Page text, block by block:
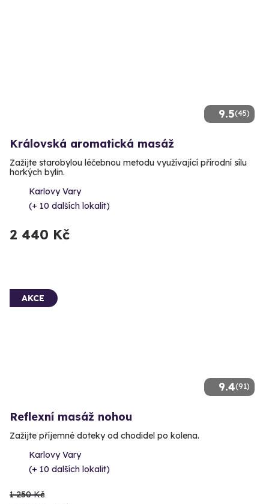
9.5(45)
Královská aromatická masáž
Zažijte starobylou léčebnou metodu využívající přírodní sílu
horkých bylin.
Karlovy Vary
(+ 10 dalších lokalit)
2 440 Kč
9.4(91)
AKCE
Reflexní masáž nohou
Zažijte příjemné doteky od chodidel po kolena.
Karlovy Vary
(+ 10 dalších lokalit)
1 250 Kč